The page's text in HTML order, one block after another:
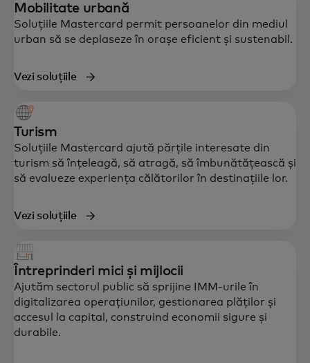
Mobilitate urbană
Soluțiile Mastercard permit persoanelor din mediul
urban să se deplaseze în orașe eficient și sustenabil.
Vezi soluțiile
Turism
Soluțiile Mastercard ajută părțile interesate din
turism să înțeleagă, să atragă, să îmbunătățească și
să evalueze experiența călătorilor în destinațiile lor.
Vezi soluțiile
Întreprinderi mici și mijlocii
Ajutăm sectorul public să sprijine IMM-urile în
digitalizarea operațiunilor, gestionarea plăților și
accesul la capital, construind economii sigure și
durabile.